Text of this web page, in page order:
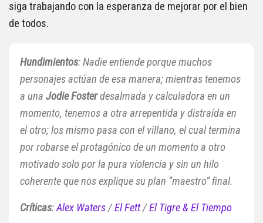
siga trabajando con la esperanza de mejorar por el bien
de todos.
Hundimientos: Nadie entiende porque muchos
personajes actúan de esa manera; mientras tenemos
a una Jodie Fosterdesalmada y calculadora en un
momento, tenemos a otra arrepentida y distraída en
el otro; los mismo pasa con el villano, el cual termina
por robarse el protagónico de un momento a otro
motivado solo por la pura violencia y sin un hilo
coherente que nos explique su plan “maestro” final.
Críticas:Alex Waters/El Fett/El Tigre & El Tiempo